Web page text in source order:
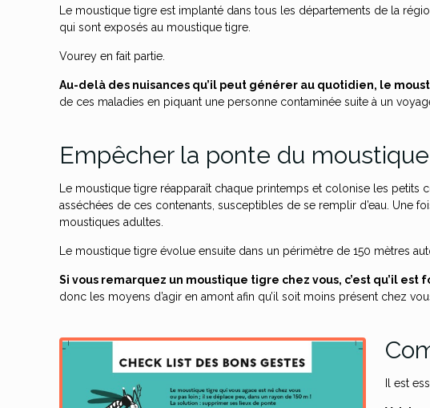
Le moustique tigre est implanté dans tous les départements de la
qui sont exposés au moustique tigre.
Vourey en fait partie.
Au-delà des nuisances qu’il peut générer au quotidien, le
de ces maladies en piquant une personne contaminée suite à un
Empêcher la ponte du
Le moustique tigre réapparaît chaque printemps et colonise les
asséchées de ces contenants, susceptibles de se remplir d’eau. Une
moustiques adultes.
Le moustique tigre évolue ensuite dans un périmètre de 150 mètres
Si vous remarquez un moustique tigre chez vous, c’est qu’il est
donc les moyens d’agir en amont afin qu’il soit moins présent chez
Il est